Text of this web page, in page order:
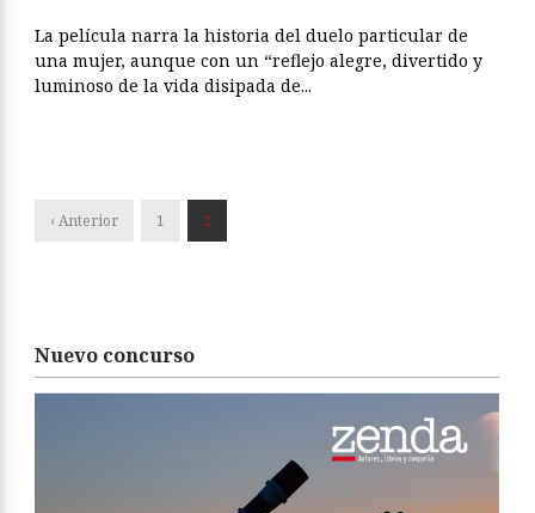
La película narra la historia del duelo particular de
una mujer, aunque con un “reflejo alegre, divertido y
luminoso de la vida disipada de...
‹ Anterior 1 2
Nuevo concurso